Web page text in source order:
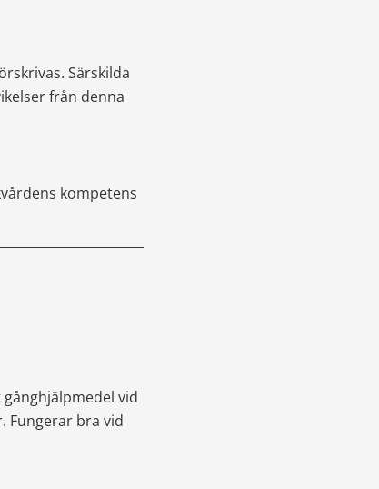
Särskilda
från denna
kompetens
vid
Fungerar bra vid